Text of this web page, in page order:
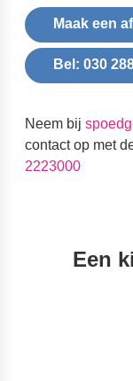
Maak een
Bel: 030
Neem bij
contact op met
2223000
Een